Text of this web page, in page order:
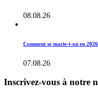
08.08.26
Comment se marie-t-on en
07.08.26
Inscrivez-vous à notre